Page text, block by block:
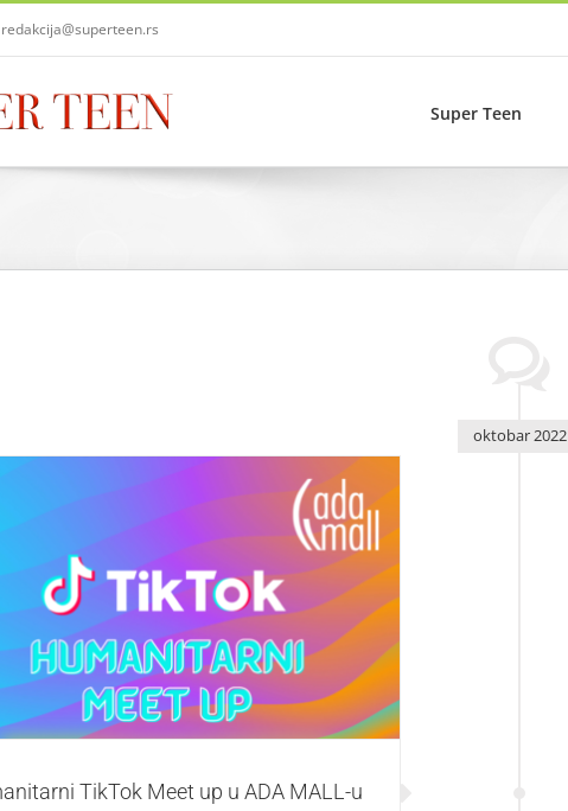
redakcija@superteen.rs
Super Teen
oktobar 2022
Humanitarni TikTok Meet up u ADA MALL-u
Život i zabava
TikTok Meet up u ADA MALL-u